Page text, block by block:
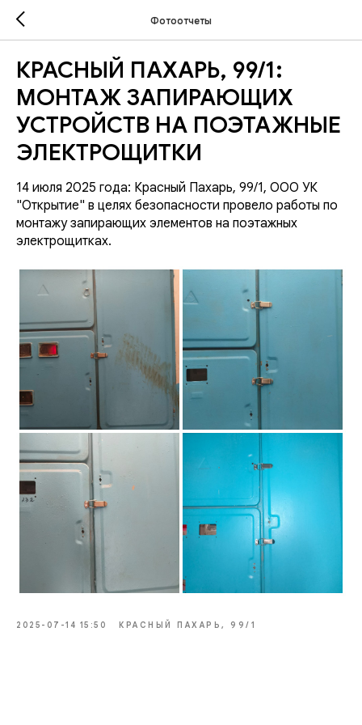
Фотоотчеты
КРАСНЫЙ ПАХАРЬ, 99/1:
МОНТАЖ ЗАПИРАЮЩИХ
УСТРОЙСТВ НА ПОЭТАЖНЫЕ
ЭЛЕКТРОЩИТКИ
14 июля 2025 года: Красный Пахарь, 99/1, ООО УК
"Открытие" в целях безопасности провело работы по
монтажу запирающих элементов на поэтажных
электрощитках.
2025-07-14 15:50 КРАСНЫЙ ПАХАРЬ, 99/1